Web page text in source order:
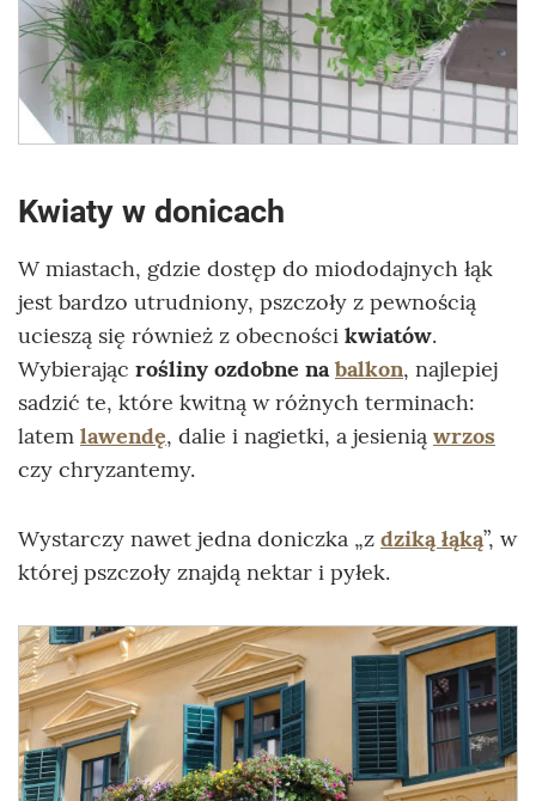
Kwiaty w donicach
W miastach, gdzie dostęp do miododajnych łąk
jest bardzo utrudniony, pszczoły z pewnością
ucieszą się również z obecności kwiatów.
Wybierając rośliny ozdobne na balkon, najlepiej
sadzić te, które kwitną w różnych terminach:
latem lawendę, dalie i nagietki, a jesienią wrzos
czy chryzantemy.
Wystarczy nawet jedna doniczka „z dziką łąką”, w
której pszczoły znajdą nektar i pyłek.